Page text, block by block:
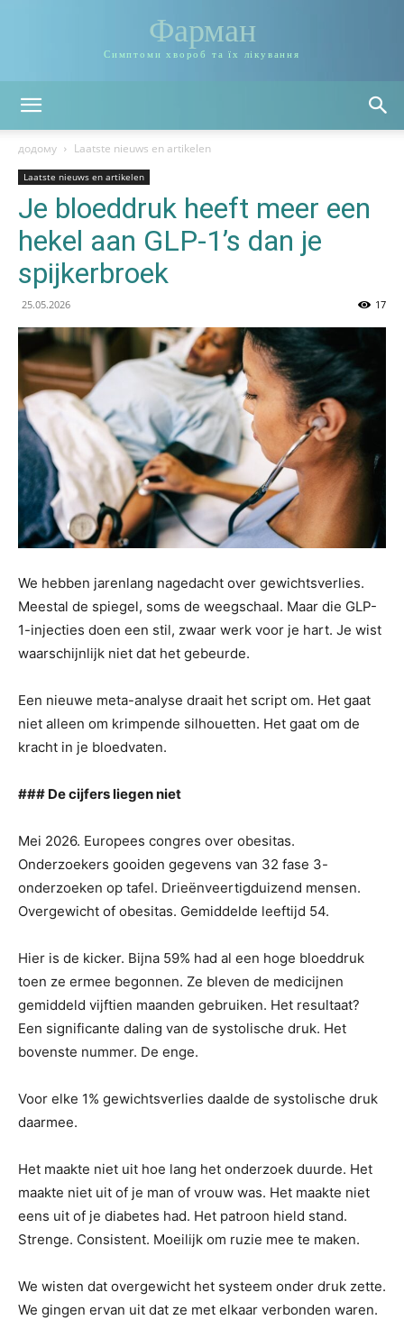
Фарман
Симптоми хвороб та їх лікування
додому Laatste nieuws en artikelen
Laatste nieuws en artikelen
Je bloeddruk heeft meer een
hekel aan GLP-1’s dan je
spijkerbroek
25.05.2026 17
We hebben jarenlang nagedacht over gewichtsverlies.
Meestal de spiegel, soms de weegschaal. Maar die GLP-
1-injecties doen een stil, zwaar werk voor je hart. Je wist
waarschijnlijk niet dat het gebeurde.
Een nieuwe meta-analyse draait het script om. Het gaat
niet alleen om krimpende silhouetten. Het gaat om de
kracht in je bloedvaten.
### De cijfers liegen niet
Mei 2026. Europees congres over obesitas.
Onderzoekers gooiden gegevens van 32 fase 3-
onderzoeken op tafel. Drieënveertigduizend mensen.
Overgewicht of obesitas. Gemiddelde leeftijd 54.
Hier is de kicker. Bijna 59% had al een hoge bloeddruk
toen ze ermee begonnen. Ze bleven de medicijnen
gemiddeld vijftien maanden gebruiken. Het resultaat?
Een significante daling van de systolische druk. Het
bovenste nummer. De enge.
Voor elke 1% gewichtsverlies daalde de systolische druk
daarmee.
Het maakte niet uit hoe lang het onderzoek duurde. Het
maakte niet uit of je man of vrouw was. Het maakte niet
eens uit of je diabetes had. Het patroon hield stand.
Strenge. Consistent. Moeilijk om ruzie mee te maken.
We wisten dat overgewicht het systeem onder druk zette.
We gingen ervan uit dat ze met elkaar verbonden waren.